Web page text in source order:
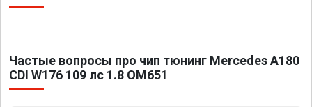
Частые вопросы про чип тюнинг Mercedes A180
CDI W176 109 лс 1.8 OM651